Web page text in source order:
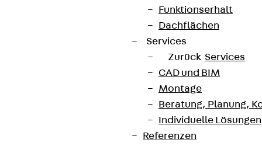
Funktionserhalt
Dachflächen
Services
Zurück Services
CAD und BIM
Montage
Beratung, Planung,
Individuelle Lösungen
Referenzen